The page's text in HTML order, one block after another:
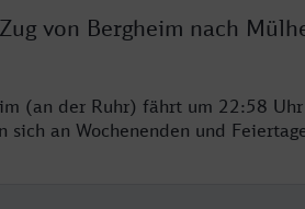
von Bergheim nach
(an der Ruhr) fährt um 22:58
sich an Wochenenden und